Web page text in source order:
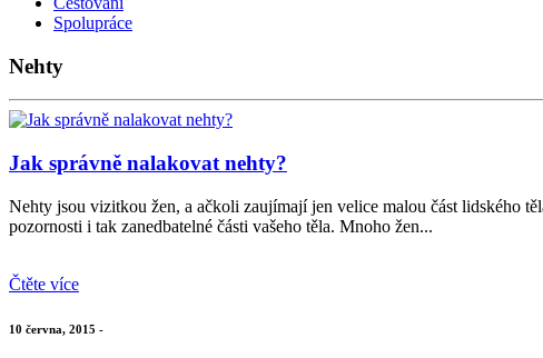
Spolupráce
Nehty
Jak správně nalakovat nehty?
Nehty jsou vizitkou žen, a ačkoli zaujímají jen velice malou část lidského
pozornosti i tak zanedbatelné části vašeho těla. Mnoho žen...
Čtěte více
10 června, 2015 -